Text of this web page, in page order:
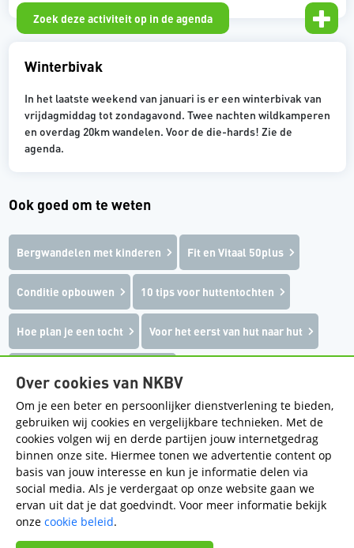
Zoek deze activiteit op in de agenda
Winterbivak
In het laatste weekend van januari is er een winterbivak van
vrijdagmiddag tot zondagavond. Twee nachten wildkamperen
en overdag 20km wandelen. Voor de die-hards! Zie de
agenda.
Ook goed om te weten
Bergwandelen met kinderen Fit en Vitaal 50plus
Conditie opbouwen 10 tips voor huttentochten
Hoe plan je een tocht Voor het eerst van hut naar hut
Handige pagina's
Contact Regios
Volg de regio op social media
Over cookies van NKBV
Om je een beter en persoonlijker dienstverlening te bieden,
gebruiken wij cookies en vergelijkbare technieken. Met de
cookies volgen wij en derde partijen jouw internetgedrag
binnen onze site. Hiermee tonen we advertentie content op
basis van jouw interesse en kun je informatie delen via
social media. Als je verdergaat op onze website gaan we
ervan uit dat je dat goedvindt. Voor meer informatie bekijk
onze cookie beleid.